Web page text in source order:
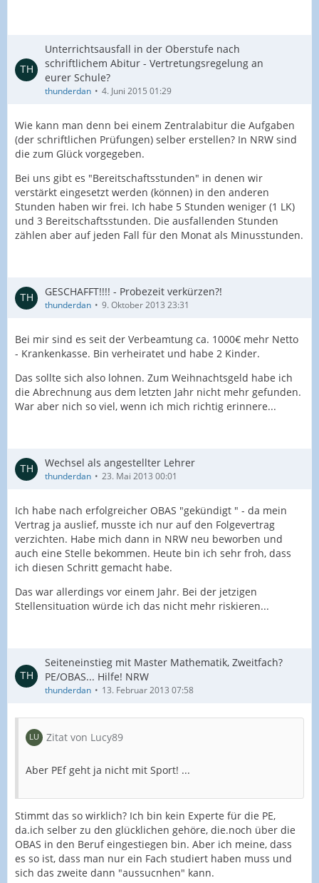
Unterrichtsausfall in der Oberstufe nach
schriftlichem Abitur - Vertretungsregelung an
eurer Schule?
thunderdan 4. Juni 2015 01:29
Wie kann man denn bei einem Zentralabitur die Aufgaben
(der schriftlichen Prüfungen) selber erstellen? In NRW sind
die zum Glück vorgegeben.
Bei uns gibt es "Bereitschaftsstunden" in denen wir
verstärkt eingesetzt werden (können) in den anderen
Stunden haben wir frei. Ich habe 5 Stunden weniger (1 LK)
und 3 Bereitschaftsstunden. Die ausfallenden Stunden
zählen aber auf jeden Fall für den Monat als Minusstunden.
GESCHAFFT!!!! - Probezeit verkürzen?!
thunderdan 9. Oktober 2013 23:31
Bei mir sind es seit der Verbeamtung ca. 1000€ mehr Netto
- Krankenkasse. Bin verheiratet und habe 2 Kinder.
Das sollte sich also lohnen. Zum Weihnachtsgeld habe ich
die Abrechnung aus dem letzten Jahr nicht mehr gefunden.
War aber nich so viel, wenn ich mich richtig erinnere...
Wechsel als angestellter Lehrer
thunderdan 23. Mai 2013 00:01
Ich habe nach erfolgreicher OBAS "gekündigt " - da mein
Vertrag ja auslief, musste ich nur auf den Folgevertrag
verzichten. Habe mich dann in NRW neu beworben und
auch eine Stelle bekommen. Heute bin ich sehr froh, dass
ich diesen Schritt gemacht habe.
Das war allerdings vor einem Jahr. Bei der jetzigen
Stellensituation würde ich das nicht mehr riskieren...
Seiteneinstieg mit Master Mathematik, Zweitfach?
PE/OBAS... Hilfe! NRW
thunderdan 13. Februar 2013 07:58
Zitat von Lucy89
Aber PEf geht ja nicht mit Sport! ...
Stimmt das so wirklich? Ich bin kein Experte für die PE,
da.ich selber zu den glücklichen gehöre, die.noch über die
OBAS in den Beruf eingestiegen bin. Aber ich meine, dass
es so ist, dass man nur ein Fach studiert haben muss und
sich das zweite dann "aussucnhen" kann.